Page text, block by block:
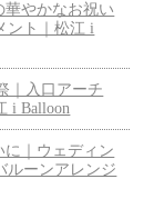
華やかなお祝い
ント｜松江 i
｜入口アーチ
i Balloon
に｜ウェディン
ルーンアレンジ